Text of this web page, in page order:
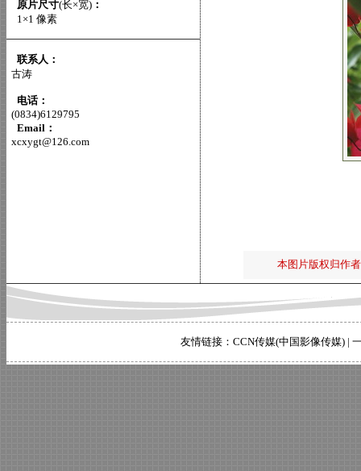
原片尺寸(长×宽) ：
1×1 像素
联系人：
古涛
电话：
(0834)6129795
Email：
xcxygt@126.com
本图片版权归作
友情链接： CCN传媒(中国影像传媒) |